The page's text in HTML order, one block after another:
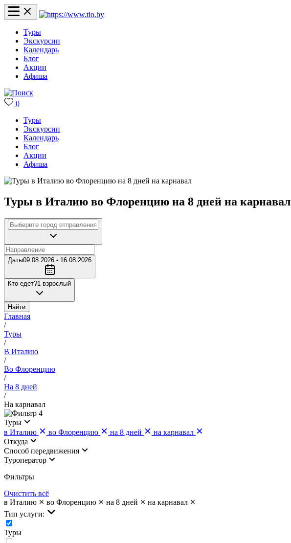
Туры
Экскурсии
Календарь
Блог
Акции
Афиша
0
Туры
Экскурсии
Календарь
Блог
Акции
Афиша
Туры в Италию во Флоренцию на 8 дней на карнавал
Даты09.08.2026 - 16.08.2026
Кто едет?1 взрослый
Найти
Главная
/
Туры
/
В Италию
/
Во Флоренцию
/
На 8 дней
/
На карнавал
4
Туры
в Италию
во Флоренцию на 8 дней
на карнавал
Откуда
Cпособ передвижения
Туроператор
Фильтры
Очистить всё
в Италию
во Флоренцию на 8 дней
на карнавал
Тип услуги:
Туры